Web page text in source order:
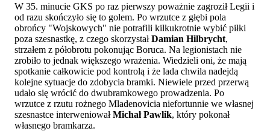
W 35. minucie GKS po raz pierwszy poważnie zagroził Legii i
od razu skończyło się to golem. Po wrzutce z głębi pola
obrońcy "Wojskowych" nie potrafili kilkukrotnie wybić piłki
poza szesnastkę, z czego skorzystałDamian Hilbrycht,
strzałem z półobrotu pokonując Boruca. Na legionistach nie
zrobiło to jednak większego wrażenia. Wiedzieli oni, że mają
spotkanie całkowicie pod kontrolą i że lada chwila nadejdą
kolejne sytuacje do zdobycia bramki. Niewiele przed przerwą
udało się wrócić do dwubramkowego prowadzenia. Po
wrzutce z rzutu rożnego Mladenovicia niefortunnie we własnej
szesnastce interweniowałMichał Pawlik, który pokonał
własnego bramkarza.